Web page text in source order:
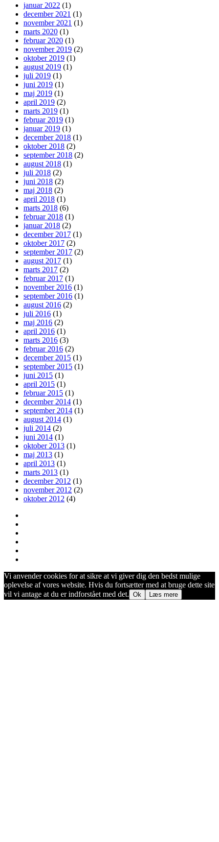
januar 2022 (1)
december 2021 (1)
november 2021 (1)
marts 2020 (1)
februar 2020 (1)
november 2019 (2)
oktober 2019 (1)
august 2019 (1)
juli 2019 (1)
juni 2019 (1)
maj 2019 (1)
april 2019 (2)
marts 2019 (1)
februar 2019 (1)
januar 2019 (1)
december 2018 (1)
oktober 2018 (2)
september 2018 (2)
august 2018 (1)
juli 2018 (2)
juni 2018 (2)
maj 2018 (2)
april 2018 (1)
marts 2018 (6)
februar 2018 (1)
januar 2018 (2)
december 2017 (1)
oktober 2017 (2)
september 2017 (2)
august 2017 (1)
marts 2017 (2)
februar 2017 (1)
november 2016 (1)
september 2016 (1)
august 2016 (2)
juli 2016 (1)
maj 2016 (2)
april 2016 (1)
marts 2016 (3)
februar 2016 (2)
december 2015 (1)
september 2015 (1)
juni 2015 (1)
april 2015 (1)
februar 2015 (1)
december 2014 (1)
september 2014 (1)
august 2014 (1)
juli 2014 (2)
juni 2014 (1)
oktober 2013 (1)
maj 2013 (1)
april 2013 (1)
marts 2013 (1)
december 2012 (1)
november 2012 (2)
oktober 2012 (4)
Vi anvender cookies for at sikre at vi giver dig den bedst mulige
oplevelse af vores website. Hvis du fortsætter med at bruge dette site
vil vi antage at du er indforstået med det. Ok Læs mere